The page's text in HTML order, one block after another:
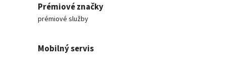
Prémiové značky
prémiové služby
Mobilný servis